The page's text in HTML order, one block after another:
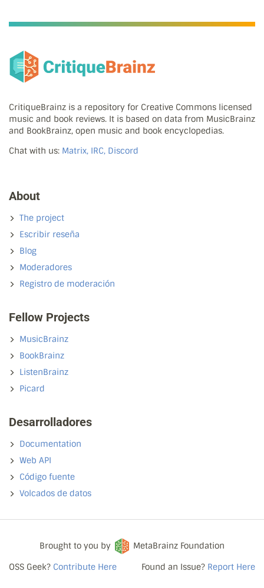
CritiqueBrainz is a repository for Creative Commons licensed
music and book reviews. It is based on data from MusicBrainz
and BookBrainz, open music and book encyclopedias.
Chat with us: Matrix, IRC, Discord
About
The project
Escribir reseña
Blog
Moderadores
Registro de moderación
Fellow Projects
MusicBrainz
BookBrainz
ListenBrainz
Picard
Desarrolladores
Documentation
Web API
Código fuente
Volcados de datos
OSS Geek? Contribute Here
Brought to you by
MetaBrainz Foundation
Found an Issue? Report Here